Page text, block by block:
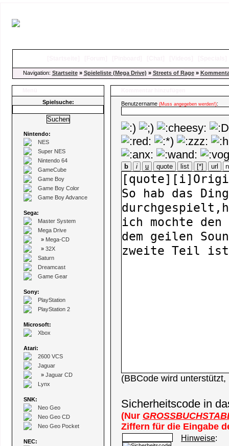
Navigation: Startseite» Spieleliste (Mega Drive) » Streets of Rage»
Spielsuche:
Nintendo:
NES
Super NES
Nintendo 64
GameCube
Game Boy
Game Boy Color
Game Boy Advance
Sega:
Master System
Mega Drive
» Mega-CD
» 32X
Saturn
Dreamcast
Game Gear
Sony:
PlayStation
PlayStation 2
Microsoft:
Xbox
Atari:
2600 VCS
Jaguar
» Jaguar CD
Lynx
SNK:
Neo Geo
Neo Geo CD
Neo Geo Pocket
NEC:
Benutzername (Muss angegeben werden!):
b i u quote list [*] url
(BBCode wird
Sicherheitscode in
(Nur
Ziffern für die Eingabe
Hinweise: